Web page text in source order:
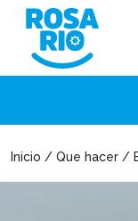
Inicio / Que hacer /